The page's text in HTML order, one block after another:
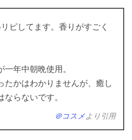
ピしてます。香りがすごく
年中朝晩使用。
たかはわかりませんが、癒し
ならないです。
＠コスメ より引用